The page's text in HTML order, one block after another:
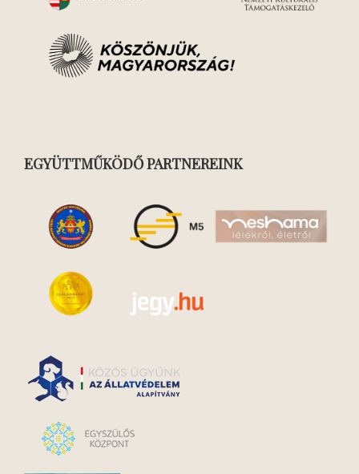
EGYÜTTMŰKÖDŐ PARTNEREINK